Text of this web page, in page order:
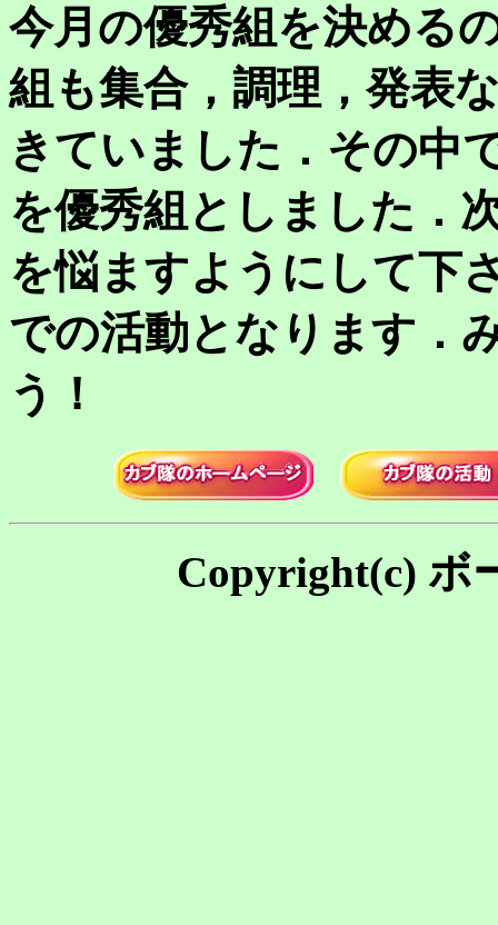
今月の優秀組を決める
組も集合，調理，発表
きていました．その中
を優秀組としました．
を悩ますようにして下
での活動となります．
う！
Copyright(c) ボ